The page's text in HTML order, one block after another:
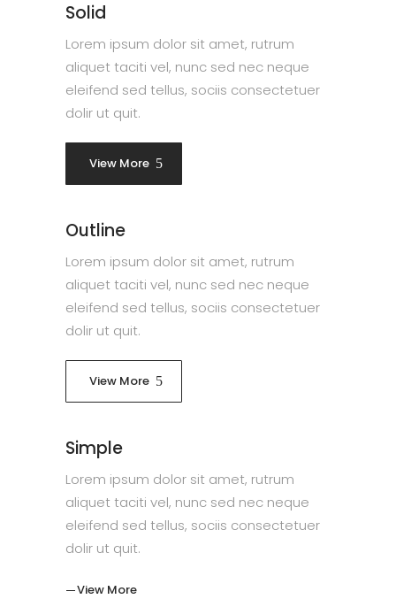
Solid
Lorem ipsum dolor sit amet, rutrum
aliquet taciti vel, nunc sed nec neque
eleifend sed tellus, sociis consectetuer
dolir ut quit.
View More
Outline
Lorem ipsum dolor sit amet, rutrum
aliquet taciti vel, nunc sed nec neque
eleifend sed tellus, sociis consectetuer
dolir ut quit.
View More
Simple
Lorem ipsum dolor sit amet, rutrum
aliquet taciti vel, nunc sed nec neque
eleifend sed tellus, sociis consectetuer
dolir ut quit.
View More